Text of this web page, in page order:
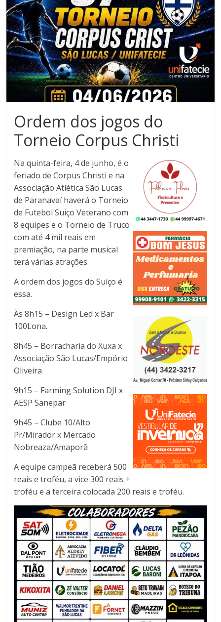
Noroeste
do
Paraná
Ordem dos jogos do
Torneio Corpus Christi
Na quinta-feira, 4 de junho, é o
feriado de Corpus Christi e na
Associação Atlética São Lucas
de Paranavaí haverá o Torneio
de Futebol Suíço Veterano com
8 equipes e o Torneio de Truco
com até 4 mil reais em
premiação, na parte musical
terá várias atrações.
A ordem dos jogos do Suíço é
essa.
Às 8h15 – Design Led x Bar
100Lona.
8h45 – Borracharia do Xuxa x
Associação São Lucas/Empório
Oliveira
9h15 – Farming Solution DJI x
AESP Sanepar
9h45 – Clube 10/Alto
Pr/Mirador x Mercado
Nobreaza/Amaporã
A equipe campeã receberá 500
reais e troféu, a vice 300 reais +
troféu e a terceira colocada 200 reais e troféu.